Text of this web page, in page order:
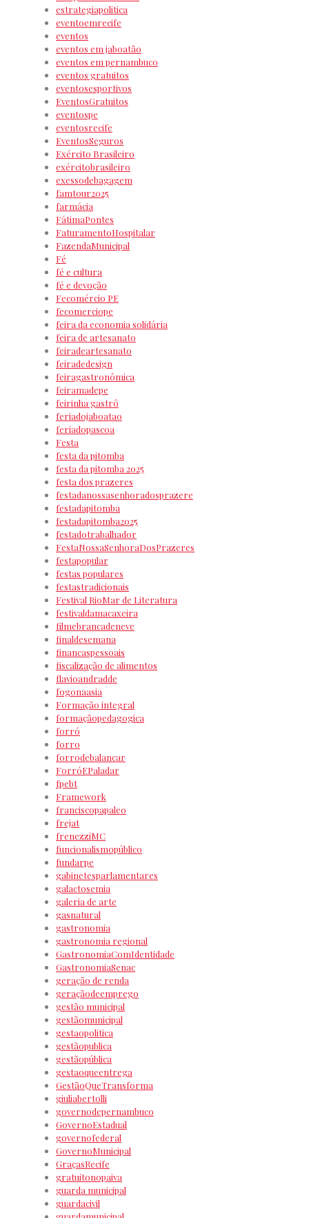
estrategiapolitica
eventoemrecife
eventos
eventos em jaboatão
eventos em pernambuco
eventos gratuitos
eventosesportivos
EventosGratuitos
eventospe
eventosrecife
EventosSeguros
Exército Brasileiro
exércitobrasileiro
exessodebagagem
famtour2025
farmácia
FátimaPontes
FaturamentoHospitalar
FazendaMunicipal
Fé
fé e cultura
fé e devoção
Fecomércio PE
fecomerciope
feira da economia solidária
feira de artesanato
feiradeartesanato
feiradedesign
feiragastronômica
feiramadepe
feirinha gastrô
feriadojaboatao
feriadopascoa
Festa
festa da pitomba
festa da pitomba 2025
festa dos prazeres
festadanossasenhoradosprazere
festadapitomba
festadapitomba2025
festadotrabalhador
FestaNossaSenhoraDosPrazeres
festapopular
festas populares
festastradicionais
Festival RioMar de Literatura
festivaldamacaxeira
filmebrancadeneve
finaldesemana
financaspessoais
fiscalização de alimentos
flavioandradde
fogonaasia
Formação integral
formaçãopedagogica
forró
forro
forrodebalancar
ForróEPaladar
fpebt
Framework
franciscopapaleo
frejat
frenezziMC
funcionalismopúblico
fundarpe
gabinetesparlamentares
galactosemia
galeria de arte
gasnatural
gastronomia
gastronomia regional
GastronomiaComIdentidade
GastronomiaSenac
geração de renda
geraçãodeemprego
gestão municipal
gestãomunicipal
gestaopolitica
gestãopublica
gestãopública
gestaoqueentrega
GestãoQueTransforma
giuliabertolli
governodepernambuco
GovernoEstadual
governofederal
GovernoMunicipal
GraçasRecife
gratuitonopaiva
guarda municipal
guardacivil